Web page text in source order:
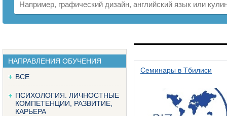
НАПРАВЛЕНИЯ ОБУЧЕНИЯ
ВСЕ
ПСИХОЛОГИЯ. ЛИЧНОСТНЫЕ
КОМПЕТЕНЦИИ, РАЗВИТИЕ,
КАРЬЕРА
Семинары в Тбилиси